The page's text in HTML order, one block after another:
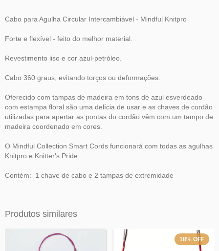
Cabo para Agulha Circular Intercambiável - Mindful Knitpro
Forte e flexível - feito do melhor material.
Revestimento liso e cor azul-petróleo.
Cabo 360 graus, evitando torços ou deformações.
Oferecido com tampas de madeira em tons de azul esverdeado
com estampa floral são uma delícia de usar e as chaves de cordão
utilizadas para apertar as pontas do cordão vêm com um tampo de
madeira coordenado em cores.
O Mindful Collection Smart Cords funcionará com todas as agulhas
Knitpro e Knitter's Pride.
Contém: 1 chave de cabo e 2 tampas de extremidade
Produtos similares
18% OFF